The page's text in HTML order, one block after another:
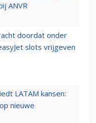
ANVR
doordat onder
slots vrijgeven
LATAM kansen:
nieuwe